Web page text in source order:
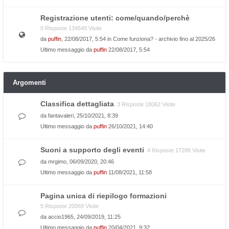
Registrazione utenti: come/quando/perchè
0 Risposte 134548 Visite
da puffin , 22/08/2017, 5:54 in Come funziona? - archivio fino al 2025/26
Ultimo messaggio da puffin 22/08/2017, 5:54
Argomenti
Classifica dettagliata 3 Risposte 18062 Visite
da fantavaleri , 25/10/2021, 8:39
Ultimo messaggio da puffin 26/10/2021, 14:40
Suoni a supporto degli eventi 4 Risposte 17288 Visite
da mrgimo , 06/09/2020, 20:46
Ultimo messaggio da puffin 11/08/2021, 11:58
Pagina unica di riepilogo formazioni
5 Risposte 20069 Visite
da accio1965 , 24/09/2019, 11:25
Ultimo messaggio da puffin 20/04/2021, 9:32